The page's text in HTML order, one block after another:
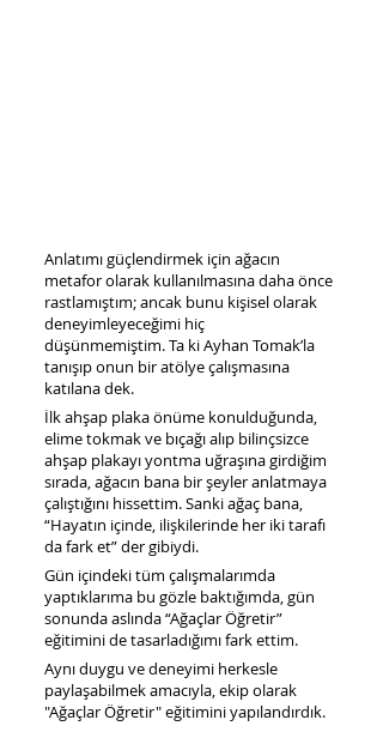
Anlatımı güçlendirmek için ağacın
metafor olarak kullanılmasına daha önce
rastlamıştım; ancak bunu kişisel olarak
deneyimleyeceğimi hiç
düşünmemiştim.Ta ki Ayhan Tomak’la
tanışıp onun bir atölye çalışmasına
katılana dek.
İlk ahşap plaka önüme konulduğunda,
elime tokmak ve bıçağı alıp bilinçsizce
ahşap plakayı yontma uğraşına girdiğim
sırada, ağacın bana bir şeyler anlatmaya
çalıştığını hissettim. Sanki ağaç bana,
“Hayatın içinde, ilişkilerinde her iki tarafı
da fark et” der gibiydi.
Gün içindeki tüm çalışmalarımda
yaptıklarıma bu gözle baktığımda, gün
sonunda aslında “Ağaçlar Öğretir”
eğitimini de tasarladığımı fark ettim.
Aynı duygu ve deneyimi herkesle
paylaşabilmek amacıyla, ekip olarak
"Ağaçlar Öğretir" eğitimini yapılandırdık.